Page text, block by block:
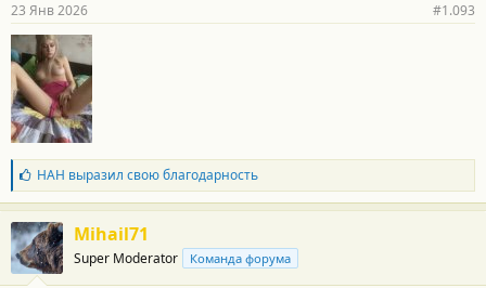
н
о
с
т
и
:
23 Янв 2026 #1.093
Б
л
а
г
о
д
а
НАН выразил свою благодарность
Mihail71
Super Moderator Команда форума